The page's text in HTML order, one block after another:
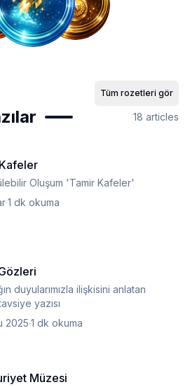
Tüm rozetleri gör
18 articles
Oluşum 'Tamir Kafeler'
·1 dk okuma
duyularımızla ilişkisini anlatan
yazısı
2025·1 dk okuma
Müzesi